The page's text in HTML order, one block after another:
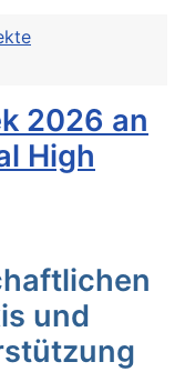
2026 an
High
und